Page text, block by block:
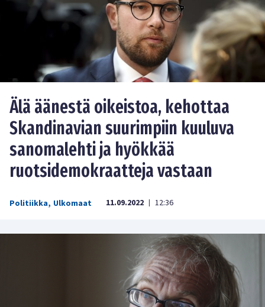
Älä äänestä oikeistoa, kehottaa
Skandinavian suurimpiin kuuluva
sanomalehti ja hyökkää
ruotsidemokraatteja vastaan
Politiikka, Ulkomaat 11.09.2022 | 12:36